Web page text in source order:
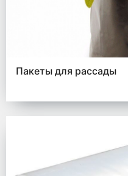
Пакеты для рассады